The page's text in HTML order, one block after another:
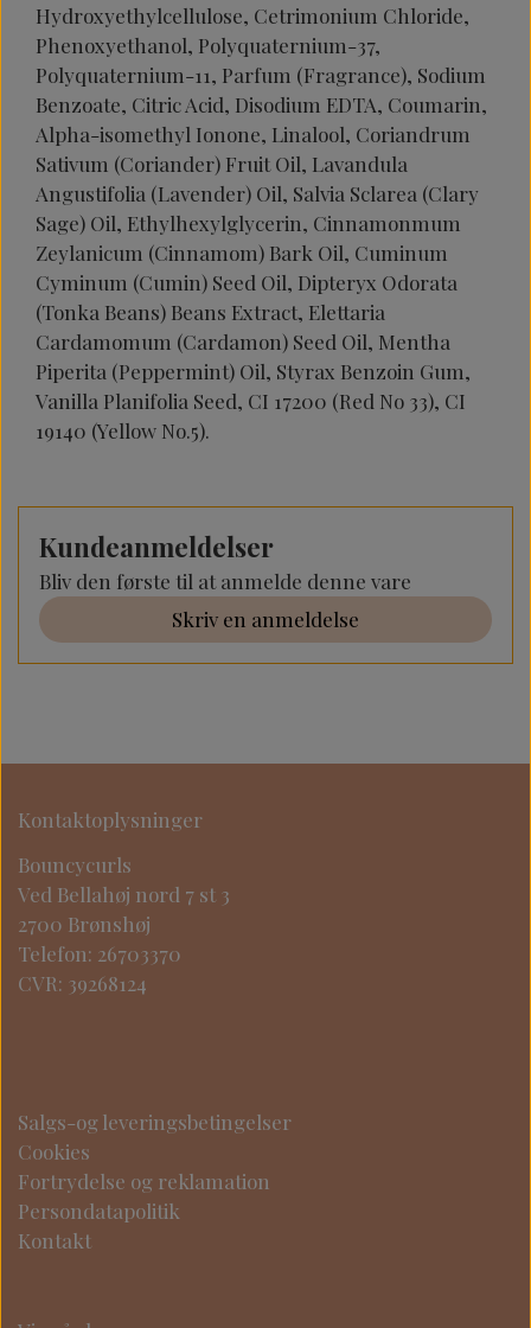
Hydroxyethylcellulose, Cetrimonium Chloride,
Phenoxyethanol, Polyquaternium-37,
Polyquaternium-11, Parfum (Fragrance), Sodium
Benzoate, Citric Acid, Disodium EDTA, Coumarin,
Alpha-isomethyl Ionone, Linalool, Coriandrum
Sativum (Coriander) Fruit Oil, Lavandula
Angustifolia (Lavender) Oil, Salvia Sclarea (Clary
Sage) Oil, Ethylhexylglycerin, Cinnamonmum
Zeylanicum (Cinnamom) Bark Oil, Cuminum
Cyminum (Cumin) Seed Oil, Dipteryx Odorata
(Tonka Beans) Beans Extract, Elettaria
Cardamomum (Cardamon) Seed Oil, Mentha
Piperita (Peppermint) Oil, Styrax Benzoin Gum,
Vanilla Planifolia Seed, CI 17200 (Red No 33), CI
19140 (Yellow No.5).
Kundeanmeldelser
Bliv den første til at anmelde denne vare
Skriv en anmeldelse
Kontaktoplysninger
Bouncycurls
Ved Bellahøj nord 7 st 3
2700 Brønshøj
Telefon: 26703370
CVR: 39268124
Salgs-og leveringsbetingelser
Cookies
Fortrydelse og reklamation
Persondatapolitik
Kontakt